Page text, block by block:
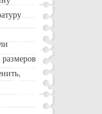
размеров